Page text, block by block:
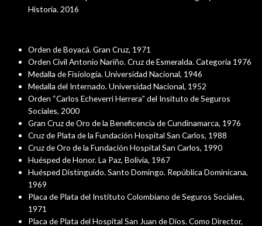
Historia. 2016
Orden de Boyacá. Gran Cruz, 1971
Orden Civil Antonio Nariño. Cruz de Esmeralda. Categoría 1976
Medalla de Fisiología. Universidad Nacional, 1946
Medalla del Internado. Universidad Nacional, 1952
Orden “Carlos Echeverri Herrera” del Insituto de Seguros
Sociales, 2000
Gran Cruz de Oro de la Beneficencia de Cundinamarca, 1976
Cruz de Plata de la Fundación Hospital San Carlos, 1988
Cruz de Oro de la Fundación Hospital San Carlos, 1990
Huésped de Honor. La Paz, Bolivia, 1967
Huésped Distinguido. Santo Domingo. República Dominicana,
1969
Placa de Plata del Instituto Colombiano de Seguros Sociales,
1971
Placa de Plata del Hospital San Juan de Dios. Como Director,